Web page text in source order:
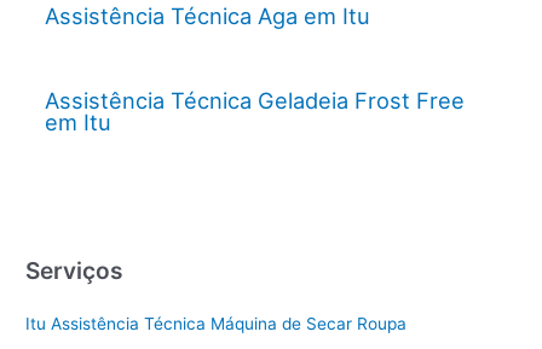
Assistência Técnica Aga em Itu
Assistência Técnica Geladeia Frost Free
em Itu
Serviços
Itu Assistência Técnica Máquina de Secar Roupa